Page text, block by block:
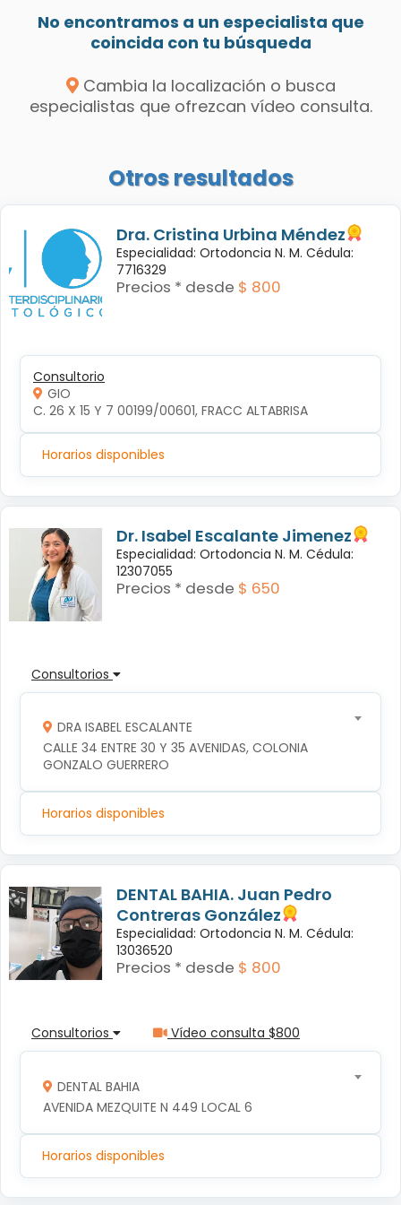
No encontramos a un especialista que
coincida con tu búsqueda
Cambia la localización o busca
especialistas que ofrezcan vídeo consulta.
Otros resultados
Dra. Cristina Urbina Méndez
Especialidad: Ortodoncia N. M. Cédula:
7716329
Precios * desde $ 800
Consultorio
GIO
C. 26 X 15 Y 7 00199/00601, FRACC ALTABRISA
Horarios disponibles
Dr. Isabel Escalante Jimenez
Especialidad: Ortodoncia N. M. Cédula:
12307055
Precios * desde $ 650
Consultorios
DRA ISABEL ESCALANTE
CALLE 34 ENTRE 30 Y 35 AVENIDAS, COLONIA
GONZALO GUERRERO
Horarios disponibles
DENTAL BAHIA. Juan Pedro
Contreras González
Especialidad: Ortodoncia N. M. Cédula:
13036520
Precios * desde $ 800
Consultorios Vídeo consulta $800
DENTAL BAHIA
AVENIDA MEZQUITE N 449 LOCAL 6
Horarios disponibles